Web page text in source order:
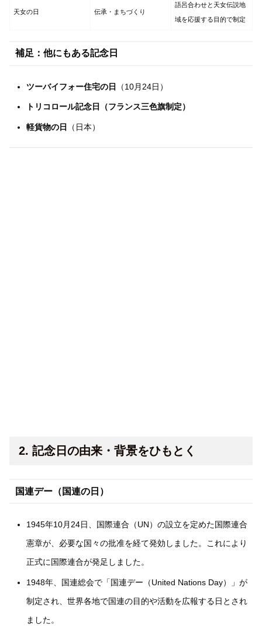
天女の日 伝承・まちづくり
語呂合わせと天女伝説地
域を応援する目的で制定
補足：他にもある記念日
ツーバイフォー住宅の日 （10月24日）
トリコロール記念日（フランス三色旗制定）
軽貨物の日 （日本）
2. 記念日の由来・背景をひもとく
国連デー（国連の日）
1945年10月24日、国際連合（UN）の設立を定めた国際連合
憲章が、必要な国々の批准を経て発効しました。これにより
正式に国際連合が発足しました。
1948年、国連総会で「国連デー（United Nations Day）」が
制定され、世界各地で国連の目的や活動を広報する日とされ
ました。